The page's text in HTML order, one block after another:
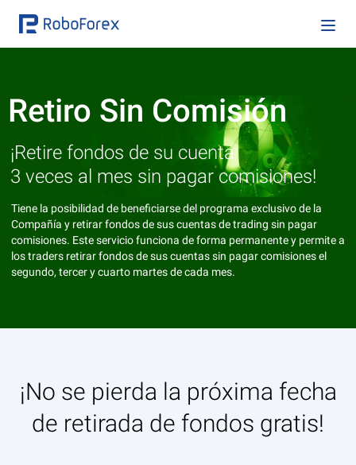
Retiro Sin Comisión
¡Retire fondos de su cuenta
3 veces al mes sin pagar comisiones!
Tiene la posibilidad de beneficiarse del programa exclusivo de la
Compañía y retirar fondos de sus cuentas de trading sin pagar
comisiones. Este servicio funciona de forma permanente y permite a
los traders retirar fondos de sus cuentas sin pagar comisiones el
segundo, tercer y cuarto martes de cada mes.
¡No se pierda la próxima fecha
de retirada de fondos gratis!